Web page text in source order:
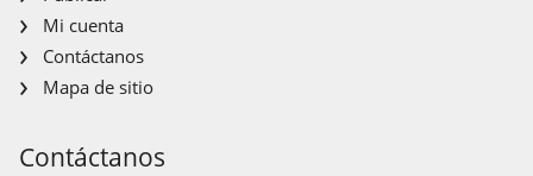
Mi cuenta
Contáctanos
Mapa de sitio
Contáctanos